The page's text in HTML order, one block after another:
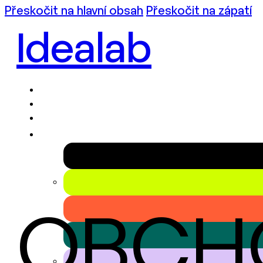
Přeskočit na hlavní obsah Přeskočit na zápatí
Idealab